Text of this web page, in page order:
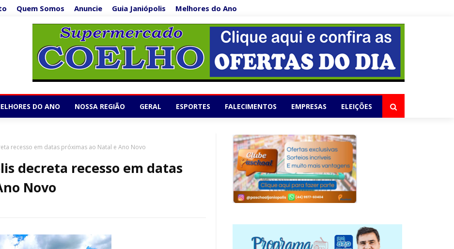
Quem Somos Anuncie Guia Janiópolis Melhores do Ano
DO ANO NOSSA REGIÃO GERAL ESPORTES FALECIMENTOS EMPRESAS ELEIÇÕES
recesso em datas próximas ao Natal e Ano Novo
decreta recesso em datas
Novo